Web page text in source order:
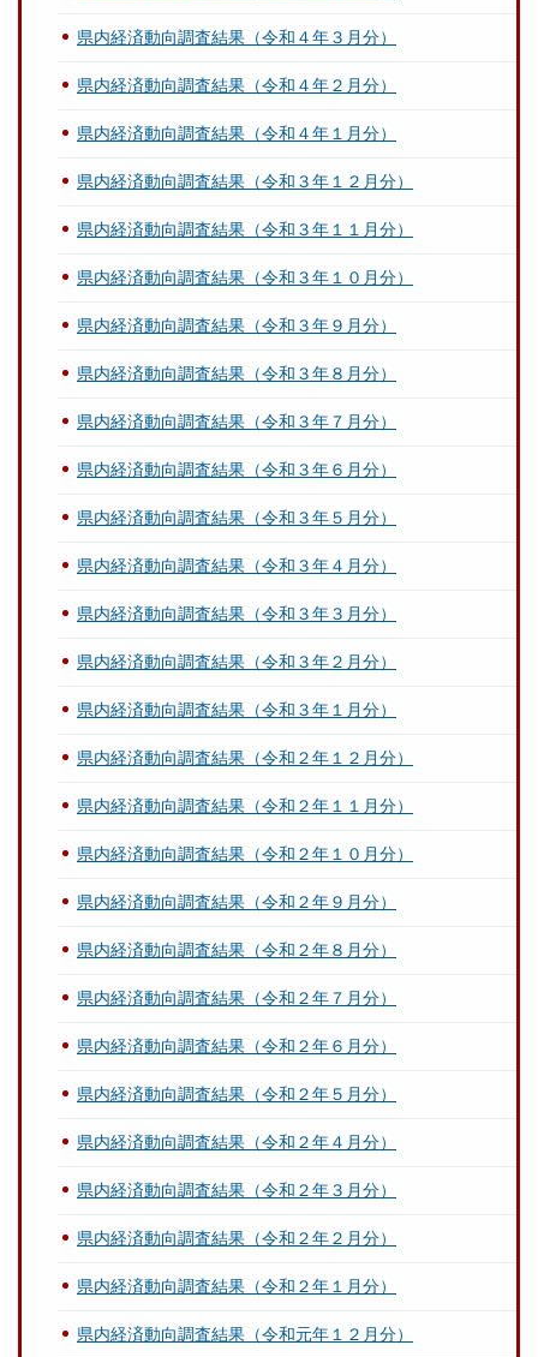
県内経済動向調査結果（令和４年３月分）
県内経済動向調査結果（令和４年２月分）
県内経済動向調査結果（令和４年１月分）
県内経済動向調査結果（令和３年１２月分）
県内経済動向調査結果（令和３年１１月分）
県内経済動向調査結果（令和３年１０月分）
県内経済動向調査結果（令和３年９月分）
県内経済動向調査結果（令和３年８月分）
県内経済動向調査結果（令和３年７月分）
県内経済動向調査結果（令和３年６月分）
県内経済動向調査結果（令和３年５月分）
県内経済動向調査結果（令和３年４月分）
県内経済動向調査結果（令和３年３月分）
県内経済動向調査結果（令和３年２月分）
県内経済動向調査結果（令和３年１月分）
県内経済動向調査結果（令和２年１２月分）
県内経済動向調査結果（令和２年１１月分）
県内経済動向調査結果（令和２年１０月分）
県内経済動向調査結果（令和２年９月分）
県内経済動向調査結果（令和２年８月分）
県内経済動向調査結果（令和２年７月分）
県内経済動向調査結果（令和２年６月分）
県内経済動向調査結果（令和２年５月分）
県内経済動向調査結果（令和２年４月分）
県内経済動向調査結果（令和２年３月分）
県内経済動向調査結果（令和２年２月分）
県内経済動向調査結果（令和２年１月分）
県内経済動向調査結果（令和元年１２月分）